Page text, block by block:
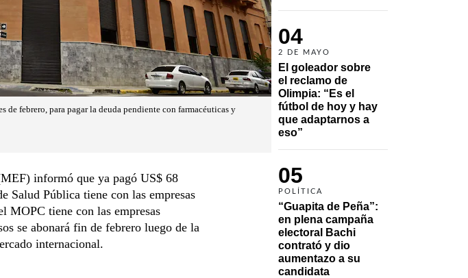
04
2 DE MAYO
El goleador sobre
el reclamo de
Olimpia: “Es el
fútbol de hoy y hay
que adaptarnos a
eso”
05
POLÍTICA
“Guapita de Peña”:
en plena campaña
electoral Bachi
contrató y dio
aumentazo a su
candidata
febrero, para pagar la deuda pendiente con farmacéuticas y
informó que ya pagó US$ 68
Salud Pública tiene con las empresas
MOPC tiene con las empresas
se abonará fin de febrero luego de la
internacional.